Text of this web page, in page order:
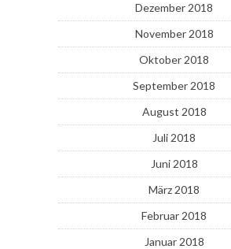
Dezember 2018
November 2018
Oktober 2018
September 2018
August 2018
Juli 2018
Juni 2018
März 2018
Februar 2018
Januar 2018